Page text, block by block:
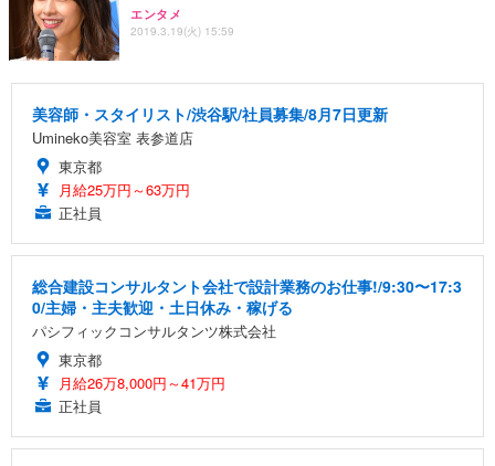
エンタメ
2019.3.19(火) 15:59
美容師・スタイリスト/渋谷駅/社員募集/8月7日更新
Umineko美容室 表参道店
東京都
月給25万円～63万円
正社員
総合建設コンサルタント会社で設計業務のお仕事!/9:30〜17:3
0/主婦・主夫歓迎・土日休み・稼げる
パシフィックコンサルタンツ株式会社
東京都
月給26万8,000円～41万円
正社員